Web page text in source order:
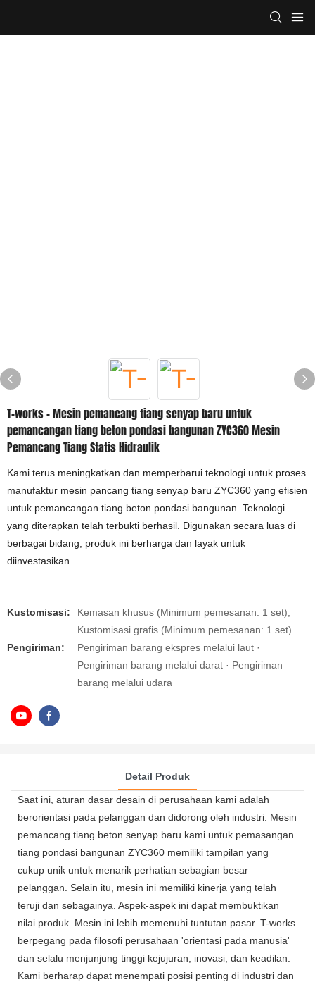
T-works - Mesin pemancang tiang senyap baru untuk
pemancangan tiang beton pondasi bangunan ZYC360 Mesin
Pemancang Tiang Statis Hidraulik
Kami terus meningkatkan dan memperbarui teknologi untuk proses
manufaktur mesin pancang tiang senyap baru ZYC360 yang efisien
untuk pemancangan tiang beton pondasi bangunan. Teknologi
yang diterapkan telah terbukti berhasil. Digunakan secara luas di
berbagai bidang, produk ini berharga dan layak untuk
diinvestasikan.
Kustomisasi:
Kemasan khusus (Minimum pemesanan: 1 set),
Kustomisasi grafis (Minimum pemesanan: 1 set)
Pengiriman:
Pengiriman barang ekspres melalui laut ·
Pengiriman barang melalui darat · Pengiriman
barang melalui udara
Detail Produk
Saat ini, aturan dasar desain di perusahaan kami adalah
berorientasi pada pelanggan dan didorong oleh industri. Mesin
pemancang tiang beton senyap baru kami untuk pemasangan
tiang pondasi bangunan ZYC360 memiliki tampilan yang
cukup unik untuk menarik perhatian sebagian besar
pelanggan. Selain itu, mesin ini memiliki kinerja yang telah
teruji dan sebagainya. Aspek-aspek ini dapat membuktikan
nilai produk. Mesin ini lebih memenuhi tuntutan pasar. T-works
berpegang pada filosofi perusahaan 'orientasi pada manusia'
dan selalu menjunjung tinggi kejujuran, inovasi, dan keadilan.
Kami berharap dapat menempati posisi penting di industri dan